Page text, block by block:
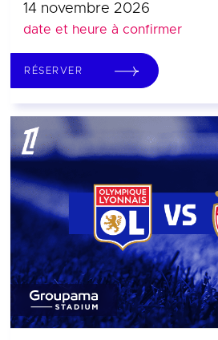
14 novembre 2026
date et heure à confirmer
RÉSERVER